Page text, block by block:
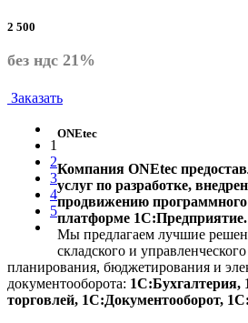
2 500
без ндс 21%
Заказать
1
2
3
4
5
ONEtec
Компания ONEtec
услуг по разработке,
продвижению программного
платформе 1С:Предприятие.
Мы предлагаем лучшие
складского и
планирования, бюджетирования и
документооборота: 1С:Бухгалтерия,
торговлей, 1С:Документооборот,